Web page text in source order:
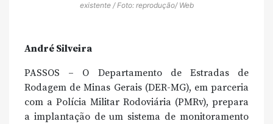
existente / Foto: reprodução/ Web
André Silveira
PASSOS – O Departamento de Estradas de
Rodagem de Minas Gerais (DER-MG), em parceria
com a Polícia Militar Rodoviária (PMRv), prepara
a implantação de um sistema de monitoramento